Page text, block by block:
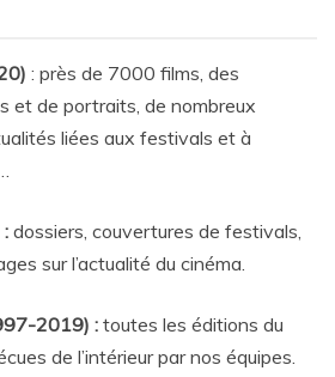
: près de 7000 films, des
et de portraits, de nombreux
liées aux festivals et à
dossiers, couvertures de festivals,
sur l’actualité du cinéma.
2019) : toutes les éditions du
de l’intérieur par nos équipes.